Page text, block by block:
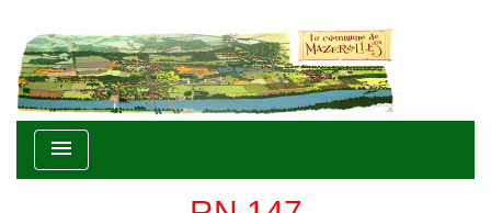
menu